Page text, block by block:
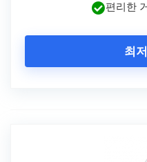
편리한
최